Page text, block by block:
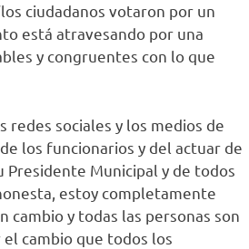
ciudadanos votaron por un
está atravesando por una
y congruentes con lo que
sociales y los medios de
los funcionarios y del actuar de
Presidente Municipal y de todos
estoy completamente
y todas las personas son
cambio que todos los